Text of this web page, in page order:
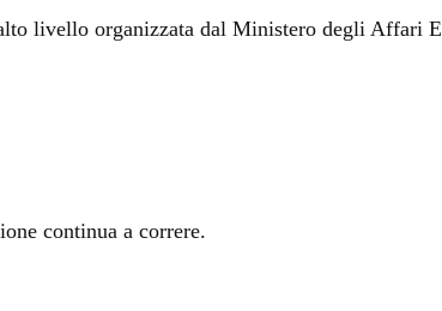
livello organizzata dal Ministero degli Affari
continua a correre.